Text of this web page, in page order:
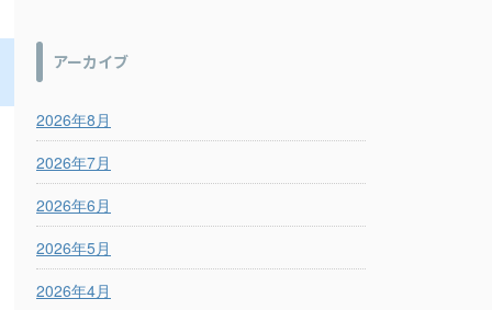
アーカイブ
2026年8月
2026年7月
2026年6月
2026年5月
2026年4月